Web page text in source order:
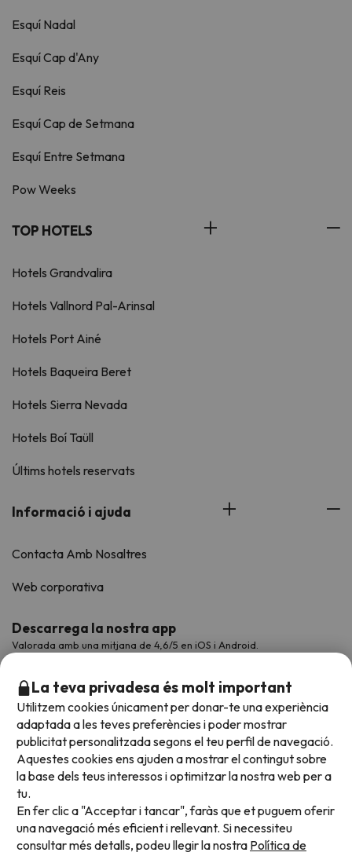
Esquí Nadal
Esquí Cap d'Any
Esquí Reis
Esquí Cap de Setmana
Esquí Entre Setmana
Pow Weeks
TOP HOTELS
Hotels Grandvalira
Hotels Vallnord Pal-Arinsal
Hotels Port Ainé
Hotels Baqueira Beret
Hotels Sierra Nevada
Hotels Boí Taüll
Últims hotels reservats
Informació i ajuda
Contacta Amb Nosaltres
Web corporativa
Descarrega la nostra app
Valorada amb una mitjana de 4,6/5 en iOS i Android.
Acceptem
La teva privadesa és molt important
Utilitzem cookies únicament per donar-te una experiència
adaptada a les teves preferències i poder mostrar
publicitat personalitzada segons el teu perfil de navegació.
Aquestes cookies ens ajuden a mostrar el contingut sobre
la base dels teus interessos i optimitzar la nostra web per a
tu.
En fer clic a "Acceptar i tancar", faràs que et puguem oferir
una navegació més eficient i rellevant. Si necessiteu
consultar més detalls, podeu llegir la nostra Política de